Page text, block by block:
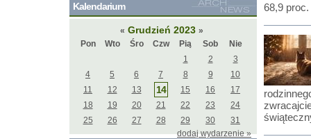
68,9
Kalendarium
« Grudzień 2023 »
Pon
Wto Śro Czw Pią Sob
Nie
1
2
3
4
5 6 7 8 9
10
11
12 13 14 15 16
17
18
19 20 21 22 23
24
25
26 27 28 29 30
31
dodaj wydarzenie »